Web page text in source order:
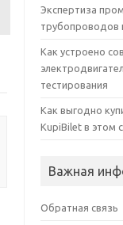
Экспертиза
трубопроводов
Как устроено
тестирования
Как выгодно
KupiBilet в этом
Важная
Обратная связь